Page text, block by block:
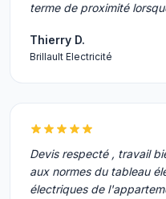
terme de proximité
Thierry D.
Brillault Electricité
Devis respecté , travail
aux normes du tableau
électriques de